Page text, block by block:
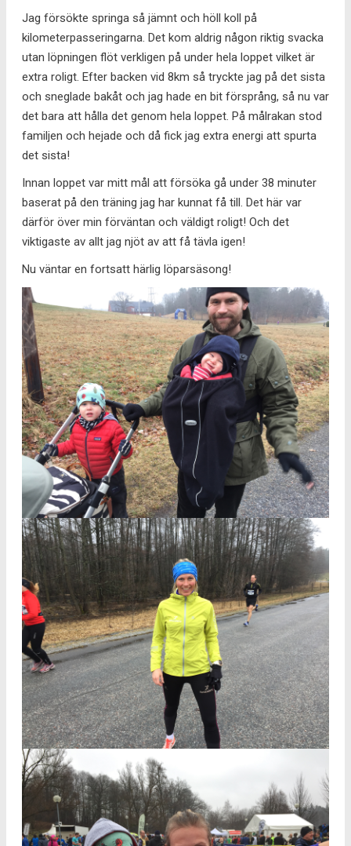
Jag försökte springa så jämnt och höll koll på
kilometerpasseringarna. Det kom aldrig någon riktig svacka
utan löpningen flöt verkligen på under hela loppet vilket är
extra roligt. Efter backen vid 8km så tryckte jag på det sista
och sneglade bakåt och jag hade en bit försprång, så nu var
det bara att hålla det genom hela loppet. På målrakan stod
familjen och hejade och då fick jag extra energi att spurta
det sista!
Innan loppet var mitt mål att försöka gå under 38 minuter
baserat på den träning jag har kunnat få till. Det här var
därför över min förväntan och väldigt roligt! Och det
viktigaste av allt jag njöt av att få tävla igen!
Nu väntar en fortsatt härlig löparsäsong!